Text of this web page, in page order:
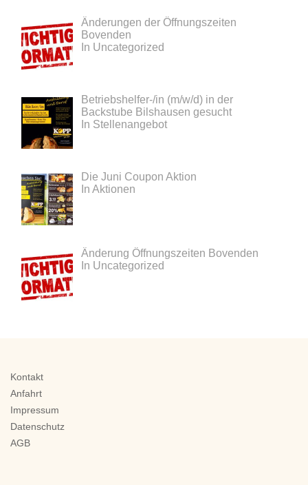
Änderungen der Öffnungszeiten
Bovenden
In Uncategorized
Betriebshelfer-/in (m/w/d) in der
Backstube Bilshausen gesucht
In Stellenangebot
Die Juni Coupon Aktion
In Aktionen
Änderung Öffnungszeiten Bovenden
In Uncategorized
Kontakt
Anfahrt
Impressum
Datenschutz
AGB